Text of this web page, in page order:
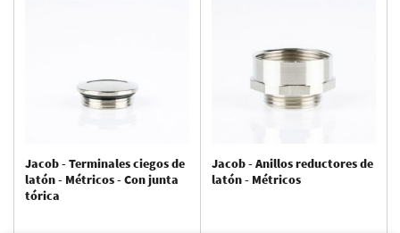
Jacob - Terminales ciegos de
latón - Métricos - Con junta
tórica
Jacob - Anillos reductores de
latón - Métricos